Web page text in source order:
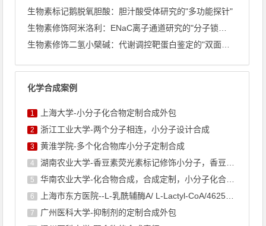
生物素标记鹅脱氧胆酸：胆汁酸受体研究的"多功能探针"
化学合成案例
1 上海大学-小分子化合物定制合成外包
2 浙江工业大学-两个分子相连，小分子设计合成
3 黄淮学院-多个化合物库小分子定制合成
4 湖南农业大学-香豆素荧光素标记修饰小分子，香豆素衍生物的合成
5 华南农业大学-化合物合成，合成定制，小分子化合物的订购
6 上海市东方医院--L-乳酰辅酶A/ L-Lactyl-CoA/4625-32-5/1926 ...
7 广州医科大学-抑制剂的定制合成外包